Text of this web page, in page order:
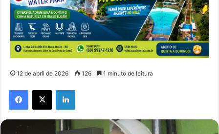
12 de abril de 2026 126 1 minuto de leitura
Facebook
X Linkedin